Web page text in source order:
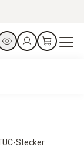
Stecker